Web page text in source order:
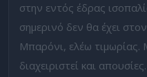
στην εντός έδρας
σημερινό δεν θα έχει
Μπαρόνι, ελέω τιμωρίας.
διαχειριστεί και